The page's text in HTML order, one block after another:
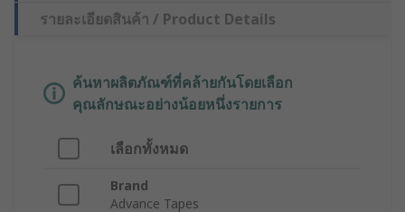
รายละเอียดสินค้า / Product Details
ค้นหาผลิตภัณฑ์ที่คล้ายกันโดยเลือก
คุณลักษณะอย่างน้อยหนึ่งรายการ
เลือกทั้งหมด
Brand
Advance Tapes